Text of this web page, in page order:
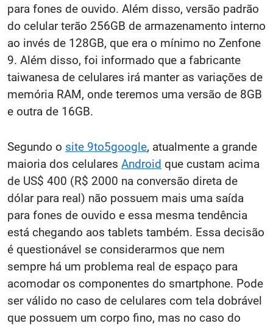
para fones de ouvido. Além disso, versão padrão
do celular terão 256GB de armazenamento interno
ao invés de 128GB, que era o mínimo no Zenfone
9. Além disso, foi informado que a fabricante
taiwanesa de celulares irá manter as variações de
memória RAM, onde teremos uma versão de 8GB
e outra de 16GB.
Segundo o site 9to5google, atualmente a grande
maioria dos celulares Android que custam acima
de US$ 400 (R$ 2000 na conversão direta de
dólar para real) não possuem mais uma saída
para fones de ouvido e essa mesma tendência
está chegando aos tablets também. Essa decisão
é questionável se considerarmos que nem
sempre há um problema real de espaço para
acomodar os componentes do smartphone. Pode
ser válido no caso de celulares com tela dobrável
que possuem um corpo fino, mas no caso do